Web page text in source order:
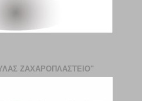
ΖΑΧΑΡΟΠΛΑΣΤΕΊΟ"